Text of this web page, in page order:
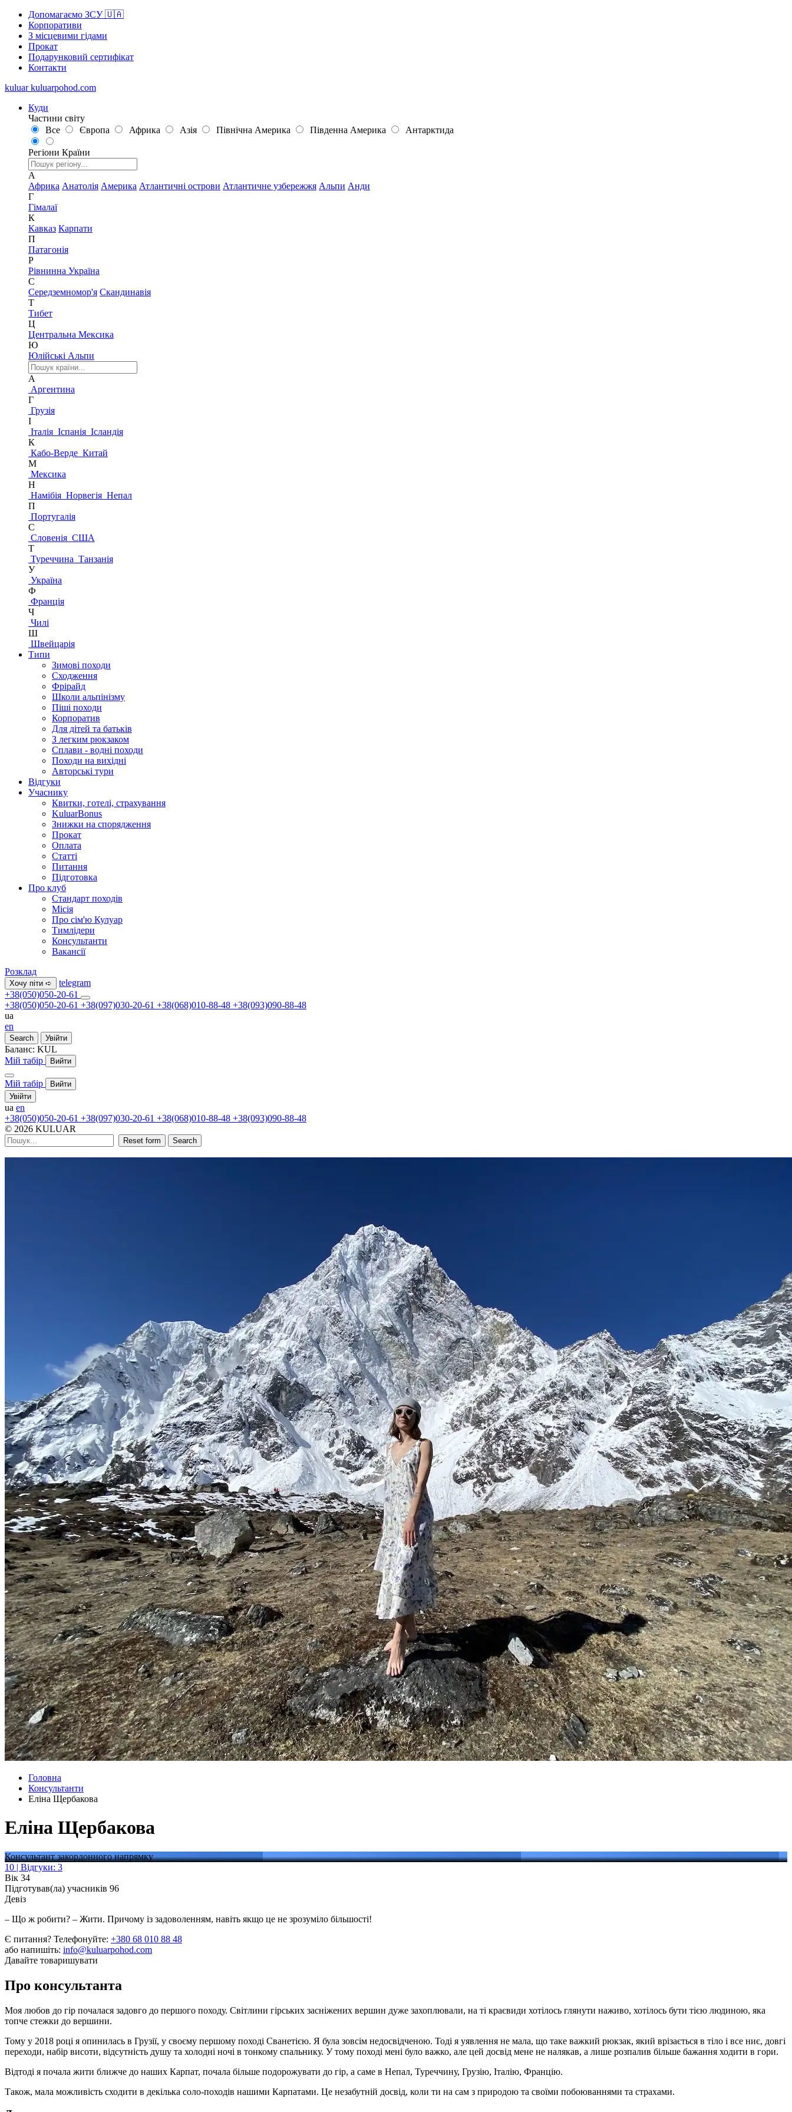
Допомагаємо ЗСУ 🇺🇦
Корпоративи
З місцевими гідами
Прокат
Подарунковий сертифікат
Контакти
kuluar kuluarpohod.com
Куди
Частини світу
Все
Європа Африка Азія Північна Америка Південна Америка Антарктида
Регіони Країни
А
Африка Анатолія Америка Атлантичні острови Атлантичне узбережжя Альпи Анди
Г
Гімалаї
К
Кавказ Карпати
П
Патагонія
Р
Рівнинна Україна
С
Середземномор'я Скандинавія
Т
Тибет
Ц
Центральна Мексика
Ю
Юлійські Альпи
А
Аргентина
Г
Грузія
І
Італія Іспанія Ісландія
К
Кабо-Верде Китай
М
Мексика
Н
Намібія Норвегія Непал
П
Португалія
С
Словенія США
Т
Туреччина Танзанія
У
Україна
Ф
Франція
Ч
Чилі
Ш
Швейцарія
Типи
Зимові походи
Сходження
Фрірайд
Школи альпінізму
Піші походи
Корпоратив
Для дітей та батьків
З легким рюкзаком
Сплави - водні походи
Походи на вихідні
Авторські тури
Відгуки
Учаснику
Квитки, готелі, страхування
KuluarBonus
Знижки на спорядження
Прокат
Оплата
Статті
Питання
Підготовка
Про клуб
Стандарт походів
Місія
Про сім'ю Кулуар
Тимлідери
Консультанти
Вакансії
Розклад
Хочу піти ➪
telegram
+38(050)050-20-61
+38(050)050-20-61 +38(097)030-20-61 +38(068)010-88-48 +38(093)090-88-48
ua
en
Search Увійти
Баланс: KUL
Мій табір
Вийти
Мій табір
Вийти
Увійти
ua en
+38(050)050-20-61 +38(097)030-20-61 +38(068)010-88-48 +38(093)090-88-48
© 2026 KULUAR
Reset form Search
Головна
Консультанти
Еліна Щербакова
Еліна Щербакова
Консультант закордонного напрямку
10 | Відгуки: 3
Вік 34
Підготував(ла) учасників 96
Девіз
– Що ж робити? – Жити. Причому із задоволенням, навіть якщо це не зрозуміло більшості!
Є питання? Телефонуйте: +380 68 010 88 48
або напишіть: info@kuluarpohod.com
Давайте товаришувати
Про консультанта
Моя любов до гір почалася задовго до першого походу. Світлини гірських засніжених вершин дуже захоплювали, на ті краєвиди хотілось глянути наживо, хотілось бути тією людиною, яка
топче стежки до вершини.
Тому у 2018 році я опинилась в Грузії, у своєму першому поході Сванетією. Я була зовсім недосвідченою. Тоді я уявлення не мала, що таке важкий рюкзак, який врізається в тіло і все ниє, довгі
переходи, набір висоти, відсутність душу та холодні ночі в тонкому спальнику. У тому поході мені було важко, але цей досвід мене не налякав, а лише розпалив більше бажання ходити в гори.
Відтоді я почала жити ближче до наших Карпат, почала більше подорожувати до гір, а саме в Непал, Туреччину, Грузію, Італію, Францію.
Також, мала можливість сходити в декілька соло-походів нашими Карпатами. Це незабутній досвід, коли ти на сам з природою та своїми побоюваннями та страхами.